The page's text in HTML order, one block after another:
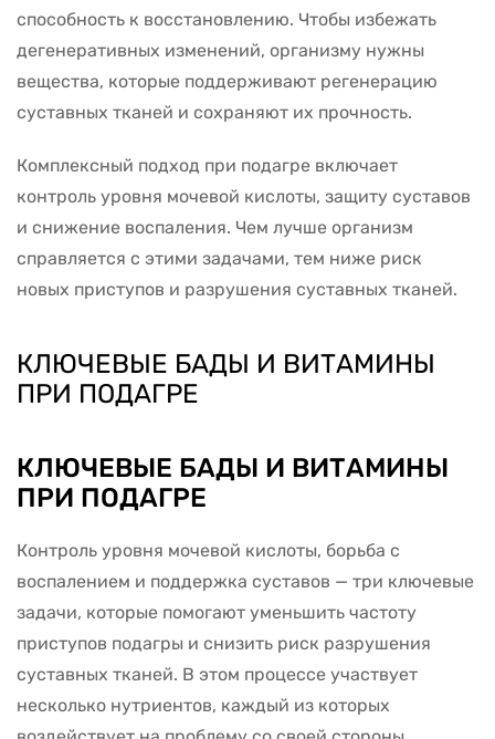
способность к восстановлению. Чтобы избежать
дегенеративных изменений, организму нужны
вещества, которые поддерживают регенерацию
суставных тканей и сохраняют их прочность.
Комплексный подход при подагре включает
контроль уровня мочевой кислоты, защиту суставов
и снижение воспаления. Чем лучше организм
справляется с этими задачами, тем ниже риск
новых приступов и разрушения суставных тканей.
КЛЮЧЕВЫЕ БАДЫ И ВИТАМИНЫ
ПРИ ПОДАГРЕ
КЛЮЧЕВЫЕ БАДЫ И ВИТАМИНЫ
ПРИ ПОДАГРЕ
Контроль уровня мочевой кислоты, борьба с
воспалением и поддержка суставов — три ключевые
задачи, которые помогают уменьшить частоту
приступов подагры и снизить риск разрушения
суставных тканей. В этом процессе участвует
несколько нутриентов, каждый из которых